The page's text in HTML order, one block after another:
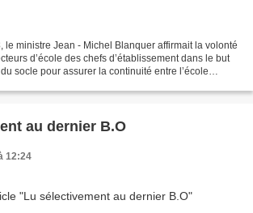
le ministre Jean - Michel Blanquer affirmait la volonté
d’école des chefs d’établissement dans le but
socle pour assurer la continuité entre l’école
au dernier B.O
12:24